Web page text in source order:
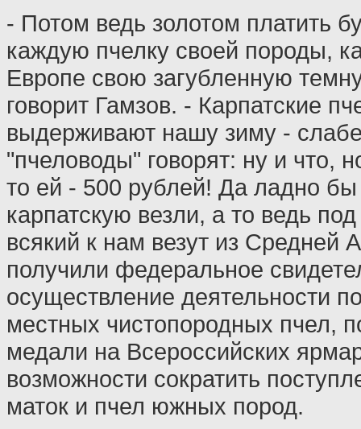
- Потом ведь золотом платить
каждую пчелку своей породы,
Европе свою загубленную
говорит Гамзов. - Карпатские
выдерживают нашу зиму -
"пчеловоды" говорят: ну и что,
то ей - 500 рублей! Да ладно
карпатскую везли, а то ведь
всякий к нам везут из Средней
получили федеральное
осуществление деятельности
местных чистопородных пчел,
медали на Всероссийских
возможности сократить
маток и пчел южных пород.